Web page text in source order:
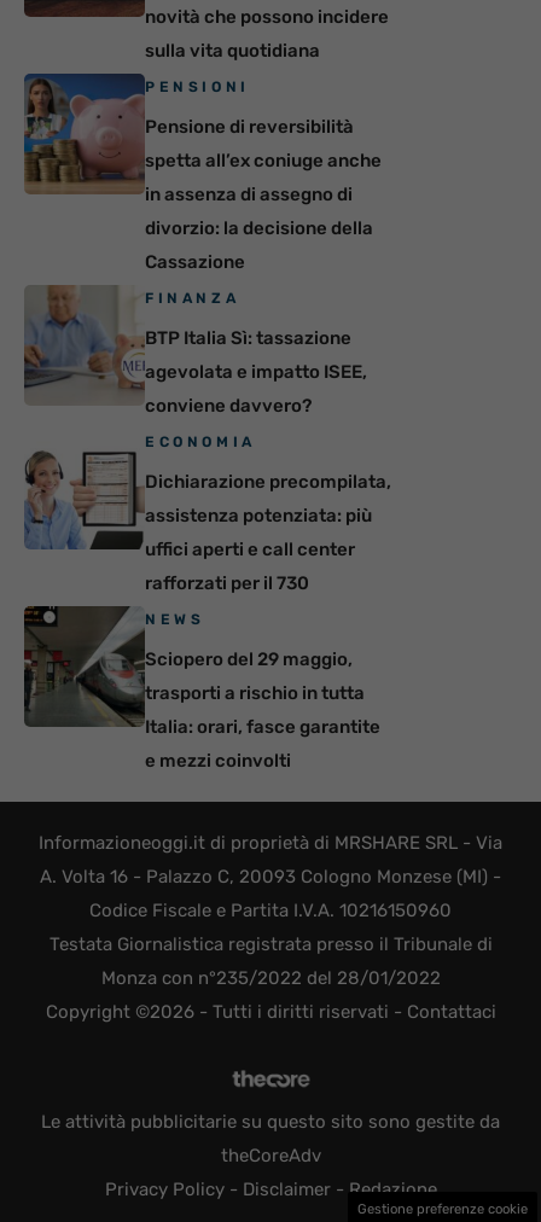
novità che possono incidere
sulla vita quotidiana
PENSIONI
Pensione di reversibilità
spetta all’ex coniuge anche
in assenza di assegno di
divorzio: la decisione della
Cassazione
FINANZA
BTP Italia Sì: tassazione
agevolata e impatto ISEE,
conviene davvero?
ECONOMIA
Dichiarazione precompilata,
assistenza potenziata: più
uffici aperti e call center
rafforzati per il 730
NEWS
Sciopero del 29 maggio,
trasporti a rischio in tutta
Italia: orari, fasce garantite
e mezzi coinvolti
Informazioneoggi.it di proprietà di MRSHARE SRL - Via
A. Volta 16 - Palazzo C, 20093 Cologno Monzese (MI) -
Codice Fiscale e Partita I.V.A. 10216150960
Testata Giornalistica registrata presso il Tribunale di
Monza con n°235/2022 del 28/01/2022
Copyright ©2026 - Tutti i diritti riservati - Contattaci
Le attività pubblicitarie su questo sito sono gestite da
theCoreAdv
Privacy Policy- Disclaimer- Redazione
Gestione preferenze cookie